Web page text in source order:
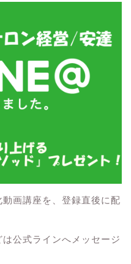
画講座を、登録直後に配
公式ラインへメッセージ